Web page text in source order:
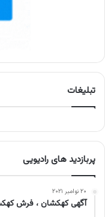
تبلیغات
پربازدید های رادیویی
۲۰ نوامبر ۲۰۲۱
آگهی کهکشان ، فرش